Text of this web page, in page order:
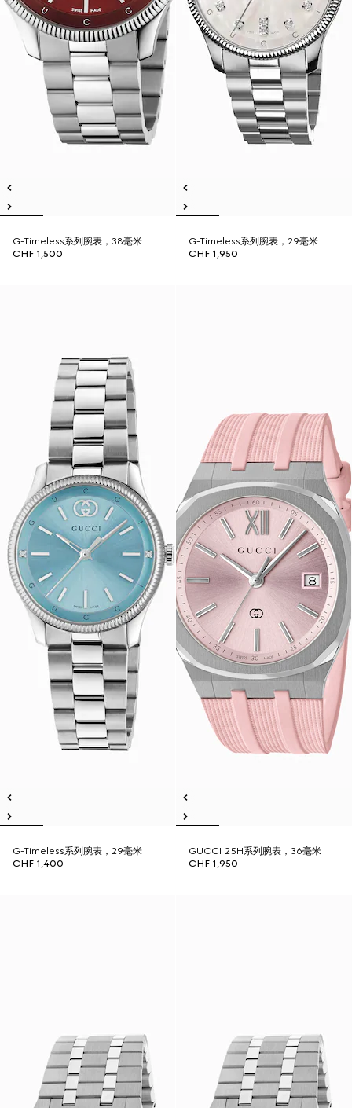
G-Timeless系列腕表，38毫米
CHF 1,500
G-Timeless系列腕表，29毫米
CHF 1,950
G-Timeless系列腕表，29毫米
CHF 1,400
GUCCI 25H系列腕表，36毫米
CHF 1,950